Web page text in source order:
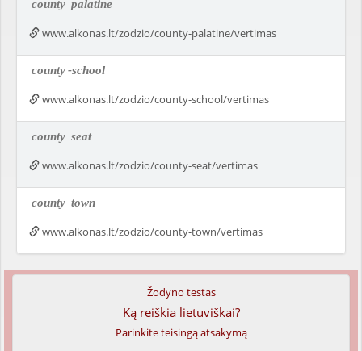
county palatine
www.alkonas.lt/zodzio/county-palatine/vertimas
county-school
www.alkonas.lt/zodzio/county-school/vertimas
county seat
www.alkonas.lt/zodzio/county-seat/vertimas
county town
www.alkonas.lt/zodzio/county-town/vertimas
Žodyno testas
Ką reiškia lietuviškai?
Parinkite teisingą atsakymą